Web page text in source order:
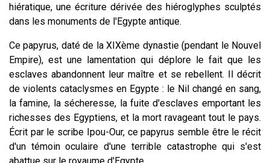
hiératique, une écriture dérivée des hiéroglyphes sculptés
dans les monuments de l'Egypte antique.
Ce papyrus, daté de la XIXème dynastie (pendant le Nouvel
Empire), est une lamentation qui déplore le fait que les
esclaves abandonnent leur maître et se rebellent. Il décrit
de violents cataclysmes en Egypte : le Nil changé en sang,
la famine, la sécheresse, la fuite d'esclaves emportant les
richesses des Egyptiens, et la mort ravageant tout le pays.
Écrit par le scribe Ipou-Our, ce papyrus semble être le récit
d'un témoin oculaire d'une terrible catastrophe qui s'est
abattue sur le royaume d'Egypte.